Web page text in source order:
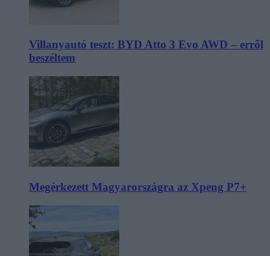
Villanyautó teszt: BYD Atto 3 Evo AWD – erről
beszéltem
Megérkezett Magyarországra az Xpeng P7+